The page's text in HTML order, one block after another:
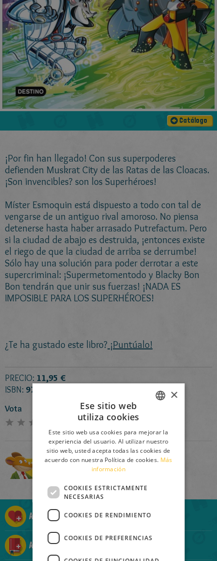
Catálogo
¡Por fin han llegado! Con sus superpoderes
defienden Muskrat City de las Ratas de las Cloacas.
¡Son invencibles? son los Superhéroes!
Míster Esmoquin está dispuesto a todo con tal de
vengarse de un antiguo rival amoroso. No piensa
detenerse hasta haber arrasado Putrefactum. Pero
si la ciudad de abajo es destruida, ¡entonces existe
el riego de que la ciudad de arriba se derrumbe!
Sólo hay una solución para poder derrotar a este
supercriminal: ¡Supermetomentodo y Blacky Bon
Bon tendrán que unir sus fuerzas! ¡NADA ES
IMPOSIBLE PARA LOS SUPERHÉROES!
¿Te ha gustado este libro? ¡Puntúalo!
PRECIO: 11,95 €
ISBN: 978-84-08-11876-3
Vota
0Votos)
Añadir a la Ratolista
Añadir a la Ratocolección
ITALIAN
ENGLISH
FRENCH
SPANISH
HUNGARIAN
PORTUGUESE
×
Ese sitio web
utiliza cookies
Este sitio web usa cookies para mejorar la
experiencia del usuario. Al utilizar nuestro
sitio web, usted acepta todas las cookies de
acuerdo con nuestra Política de cookies. Más
información
COOKIES ESTRICTAMENTE
NECESARIAS
COOKIES DE RENDIMIENTO
COOKIES DE PREFERENCIAS